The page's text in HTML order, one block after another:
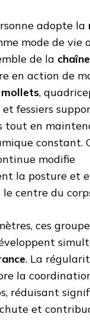
adopte la
mode de vie
de la
en action de
mollets,
fessiers
tout en
constant.
modifie
la posture et
centre du
ces
. La
la
réduisant
et